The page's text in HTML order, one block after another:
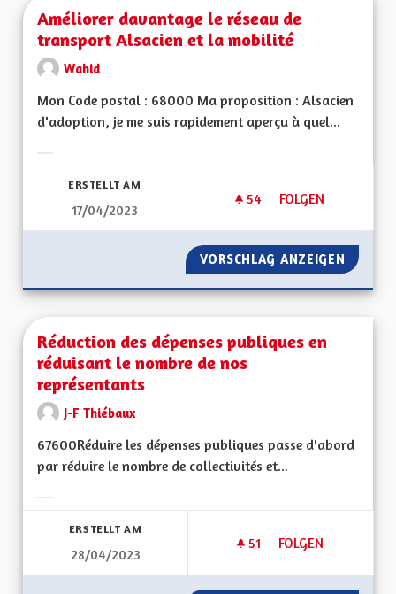
Améliorer davantage le réseau de
transport Alsacien et la mobilité
Wahid
Mon Code postal : 68000 Ma proposition : Alsacien
d'adoption, je me suis rapidement aperçu à quel...
ERSTELLT AM
17/04/2023
54 54 FOLLOWER
FOLGEN
AMÉLIORER
VORSCHLAG ANZEIGEN
Réduction des dépenses publiques en
réduisant le nombre de nos
représentants
J-F Thiébaux
67600Réduire les dépenses publiques passe d'abord
par réduire le nombre de collectivités et...
ERSTELLT AM
28/04/2023
51 51 FOLLOWER
FOLGEN
RÉDUCTION DES